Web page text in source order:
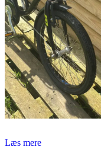
Læs mere